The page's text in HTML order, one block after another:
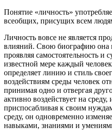
Понятие «личность»
всеобщих, присущих всем
Личность вовсе не является
влияний. Свою биографию она
проявляя самостоятельность и
известной мере каждый
определяет линию и стиль
воздействиям среды человек
принимая одно и отвергая
активно воздействует на среду,
приспосабливая к своим
среду, он одновременно
навыками, знаниями и